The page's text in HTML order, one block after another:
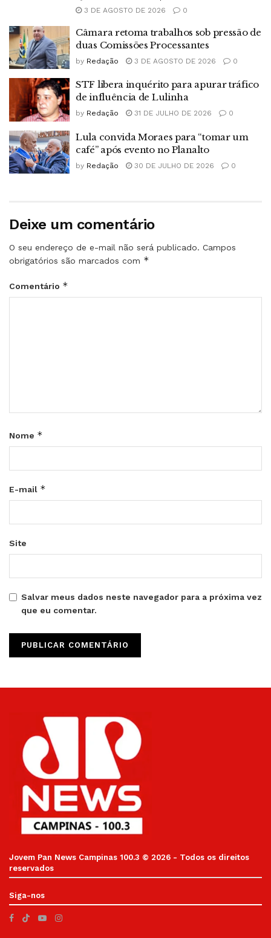
3 DE AGOSTO DE 2026
0
Câmara retoma trabalhos sob pressão de
duas Comissões Processantes
by Redação 3 DE AGOSTO DE 2026 0
STF libera inquérito para apurar tráfico
de influência de Lulinha
by Redação 31 DE JULHO DE 2026 0
Lula convida Moraes para “tomar um
café” após evento no Planalto
by Redação 30 DE JULHO DE 2026 0
Deixe um comentário
O seu endereço de e-mail não será publicado. Campos
obrigatórios são marcados com *
Comentário *
Nome *
E-mail *
Site
Salvar meus dados neste navegador para a próxima vez
que eu comentar.
Jovem Pan News Campinas 100.3 © 2026 - Todos os direitos
reservados
Siga-nos